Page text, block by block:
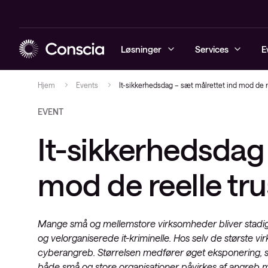
Løsninger
Netværk
Software-
MPLS og
Network
Network
(NSO)
Optisk
Secure
SASE
Analytics &
Storage
Hyper
Observability
Digital
Advisory
Services
Security
Managed
Network as
Conscia Services Conscia
Conscia
Hjem Events It-sikkerhedsdag – sæt målrettet ind mod de
EVENT
It-
mod de reelle
Mange små og mellemstore virksomheder bliver
og velorganiserede it-kriminelle. Hos selv de største
cyberangreb. Størrelsen medfører øget eksponering,